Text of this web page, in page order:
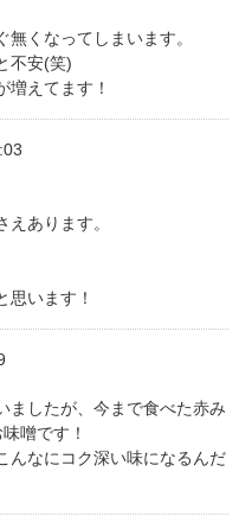
くなってしまいます。
不安(笑)
えてます！
あります。
思います！
ましたが、今まで食べた赤み
噌です！
んなにコク深い味になるんだ